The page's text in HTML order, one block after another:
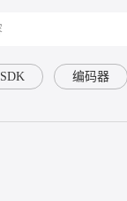
SDK 编码器